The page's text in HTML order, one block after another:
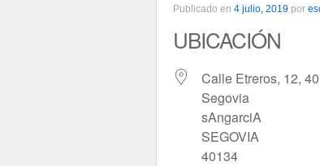
Publicado en 4 julio, 2019 por
UBICACIÓN
Calle Etreros, 12,
Segovia
sAngarciA
SEGOVIA
40134